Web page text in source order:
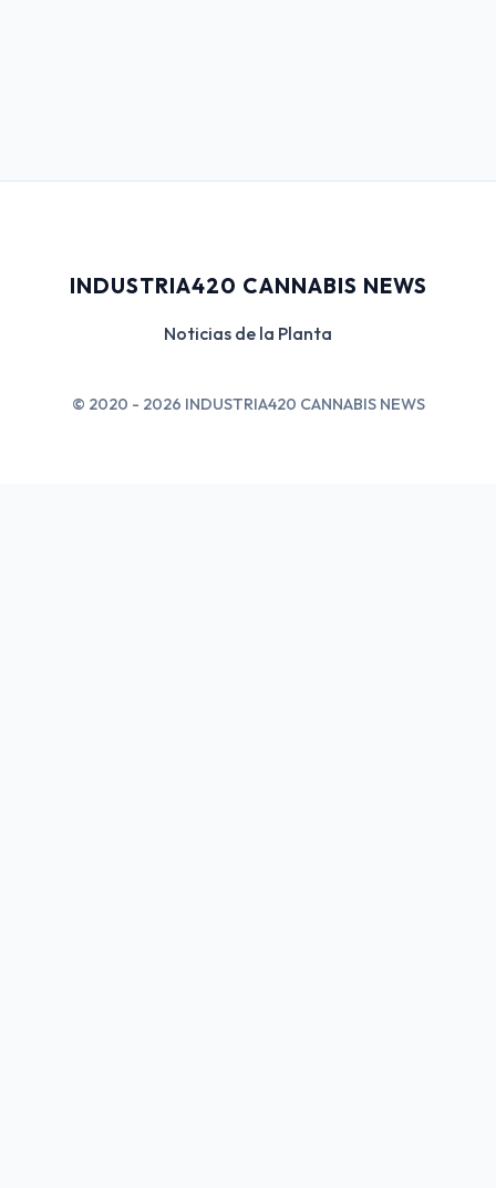
INDUSTRIA420 CANNABIS NEWS
Noticias de la Planta
© 2020 - 2026 INDUSTRIA420 CANNABIS NEWS